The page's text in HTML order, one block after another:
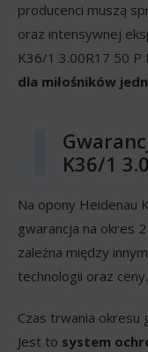
producenci muszą
oraz intensywnej
K36/1 3.00R17 50 P
dla miłośników
K36/1
Na opony Heidenau
gwarancja na okres
zależna między
technologii oraz ceny.
Czas trwania okresu
Jest to system